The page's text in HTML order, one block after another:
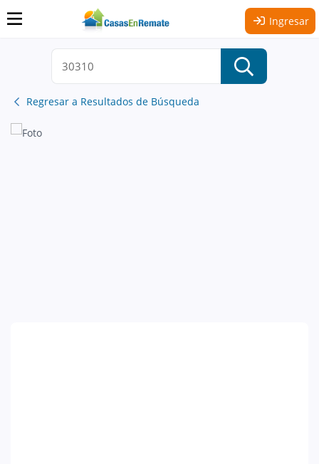
Ingresar
Regresar a Resultados de Búsqueda